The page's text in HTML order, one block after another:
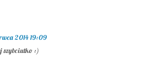
2014 19:09
szybciutko :)